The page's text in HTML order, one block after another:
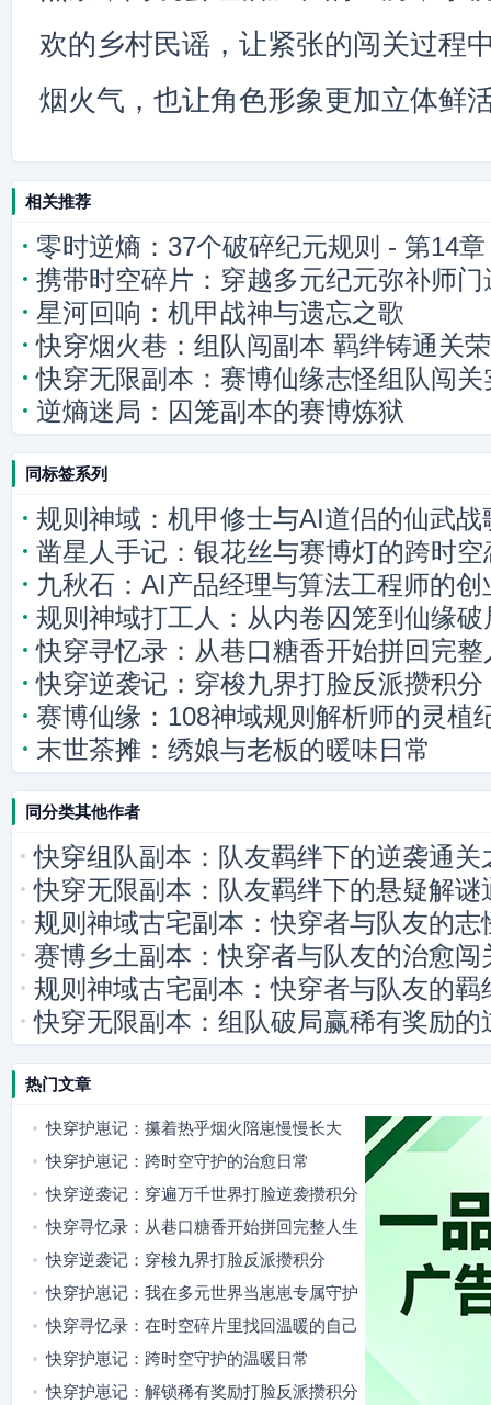
欢的乡村民谣，让紧张的闯关过程
烟火气，也让角色形象更加立体鲜
相关推荐
零时逆熵：37个破碎纪元规则 - 第14
的重构
携带时空碎片：穿越多元纪元弥补师门
星河回响：机甲战神与遗忘之歌
快穿烟火巷：组队闯副本 羁绊铸通关
快穿无限副本：赛博仙缘志怪组队闯关
逆熵迷局：囚笼副本的赛博炼狱
同标签系列
规则神域：机甲修士与AI道侣的仙武战
凿星人手记：银花丝与赛博灯的跨时空
九秋石：AI产品经理与算法工程师的创
规则神域打工人：从内卷囚笼到仙缘破
快穿寻忆录：从巷口糖香开始拼回完整
快穿逆袭记：穿梭九界打脸反派攒积分
赛博仙缘：108神域规则解析师的灵植
末世茶摊：绣娘与老板的暖味日常
同分类其他作者
快穿组队副本：队友羁绊下的逆袭通关
快穿无限副本：队友羁绊下的悬疑解谜
规则神域古宅副本：快穿者与队友的志
赛博乡土副本：快穿者与队友的治愈闯
规则神域古宅副本：快穿者与队友的羁
快穿无限副本：组队破局赢稀有奖励的
热门文章
快穿护崽记：攥着热乎烟火陪崽慢慢长大
快穿护崽记：跨时空守护的治愈日常
快穿逆袭记：穿遍万千世界打脸逆袭攒积分
快穿寻忆录：从巷口糖香开始拼回完整人生
快穿逆袭记：穿梭九界打脸反派攒积分
快穿护崽记：我在多元世界当崽崽专属守护
者
快穿寻忆录：在时空碎片里找回温暖的自己
快穿护崽记：跨时空守护的温暖日常
快穿护崽记：解锁稀有奖励打脸反派攒积分